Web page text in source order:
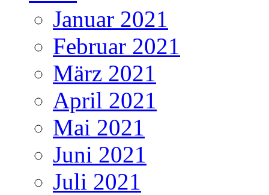
Januar 2021
Februar 2021
März 2021
April 2021
Mai 2021
Juni 2021
Juli 2021